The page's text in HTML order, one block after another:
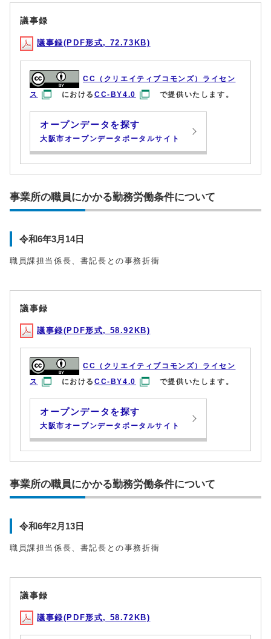
議事録
議事録(PDF形式, 72.73KB)
CC（クリエイティブコモンズ）ライセン
ス
におけるCC-BY4.0 で提供いたします。
オープンデータを探す
大阪市オープンデータポータルサイト
事業所の職員にかかる勤務労働条件について
令和6年3月14日
職員課担当係長、書記長との事務折衝
議事録
議事録(PDF形式, 58.92KB)
CC（クリエイティブコモンズ）ライセン
ス
におけるCC-BY4.0 で提供いたします。
オープンデータを探す
大阪市オープンデータポータルサイト
事業所の職員にかかる勤務労働条件について
令和6年2月13日
職員課担当係長、書記長との事務折衝
議事録
議事録(PDF形式, 58.72KB)